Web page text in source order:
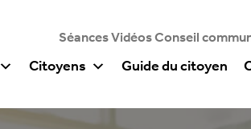
Séances Vidéos Conseil
Citoyens Guide du citoyen